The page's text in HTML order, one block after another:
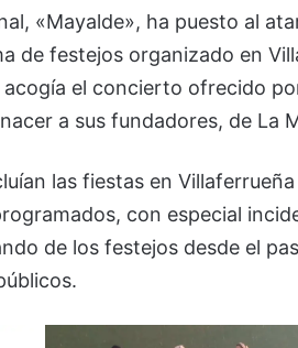
«Mayalde», ha puesto al
de festejos organizado en
el concierto ofrecido
a sus fundadores, de La
las fiestas en
con especial
de los festejos desde el